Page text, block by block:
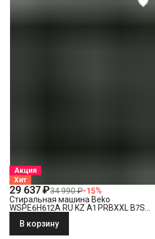
Акция
Хит
29 637 ₽34 990 ₽−15%
Стиральная машина Beko
WSPE6H612A RU KZ A1 PRBXXL B7S
В корзину